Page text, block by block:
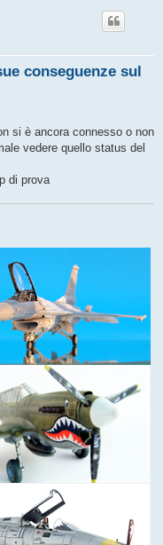
conseguenze sul
si è ancora connesso o non
vedere quello status del
di prova